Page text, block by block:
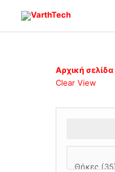
περιεχόμενο
Αρχική σελίδα
Clear View